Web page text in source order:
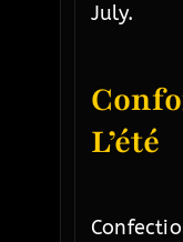
July.
L’été